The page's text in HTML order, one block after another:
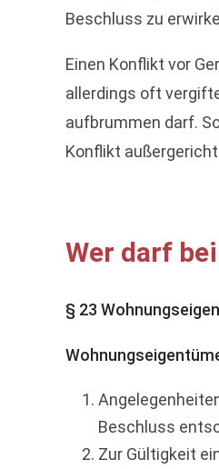
Beschluss zu
Einen Konflikt vor
allerdings oft
aufbrummen darf.
Konflikt
Wer darf
§ 23
Beschluss
Zur Gültigkeit